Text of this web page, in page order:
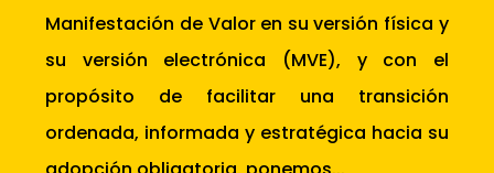
Manifestación de Valor en su versión física y
su versión electrónica (MVE), y con el
propósito de facilitar una transición
ordenada, informada y estratégica hacia su